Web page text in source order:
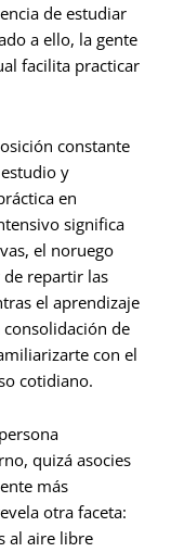
de estudiar
a ello, la gente
facilita practicar
constante
y
en
significa
el noruego
de repartir las
el aprendizaje
de
con el
cotidiano.
quizá asocies
más
otra faceta:
al aire libre